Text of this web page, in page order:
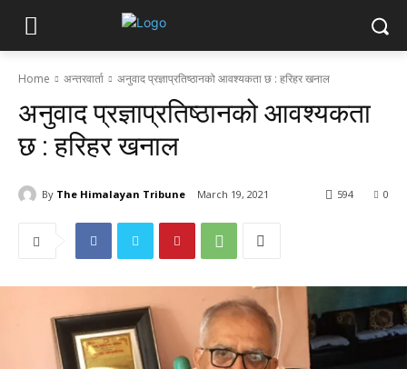
Home अन्तरवार्ता अनुवाद प्रज्ञाप्रतिष्ठानको आवश्यकता छ : हरिहर खनाल
अनुवाद प्रज्ञाप्रतिष्ठानको आवश्यकता
छ : हरिहर खनाल
By The Himalayan Tribune March 19, 2021 0
594